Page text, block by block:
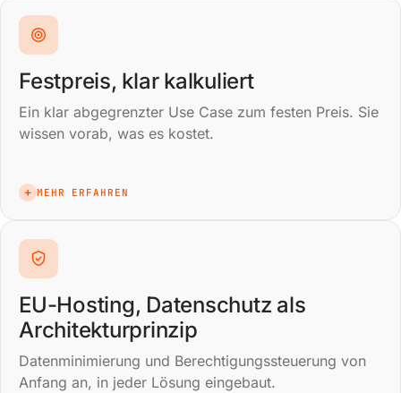
Festpreis, klar kalkuliert
Ein klar abgegrenzter Use Case zum festen Preis. Sie
wissen vorab, was es kostet.
+ MEHR ERFAHREN
EU-Hosting, Datenschutz als
Architekturprinzip
Datenminimierung und Berechtigungssteuerung von
Anfang an, in jeder Lösung eingebaut.